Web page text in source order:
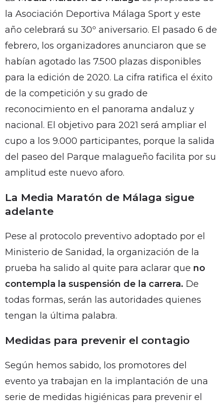
la Asociación Deportiva Málaga Sport y este
año celebrará su 30º aniversario. El pasado 6 de
febrero, los organizadores anunciaron que se
habían agotado las 7.500 plazas disponibles
para la edición de 2020. La cifra ratifica el éxito
de la competición y su grado de
reconocimiento en el panorama andaluz y
nacional. El objetivo para 2021 será ampliar el
cupo a los 9.000 participantes, porque la salida
del paseo del Parque malagueño facilita por su
amplitud este nuevo aforo.
La Media Maratón de Málaga sigue
adelante
Pese al protocolo preventivo adoptado por el
Ministerio de Sanidad, la organización de la
prueba ha salido al quite para aclarar que no
contempla la suspensión de la carrera. De
todas formas, serán las autoridades quienes
tengan la última palabra.
Medidas para prevenir el contagio
Según hemos sabido, los promotores del
evento ya trabajan en la implantación de una
serie de medidas higiénicas para prevenir el